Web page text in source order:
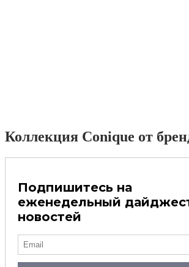
Коллекция Conique от
Подпишитесь на
еженедельный
новостей